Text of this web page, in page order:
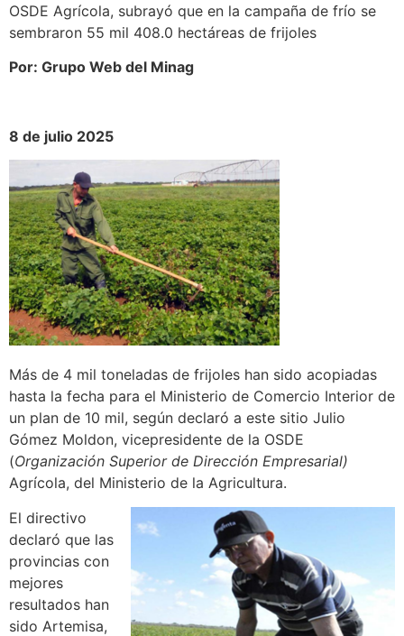
OSDE Agrícola, subrayó que en la campaña de frío se
sembraron 55 mil 408.0 hectáreas de frijoles
Por: Grupo Web del Minag
8 de julio 2025
Más de 4 mil toneladas de frijoles han sido acopiadas
hasta la fecha para el Ministerio de Comercio Interior de
un plan de 10 mil, según declaró a este sitio Julio
Gómez Moldon, vicepresidente de la OSDE
(Organización Superior de Dirección Empresarial)
Agrícola, del Ministerio de la Agricultura.
El directivo
declaró que las
provincias con
mejores
resultados han
sido Artemisa,